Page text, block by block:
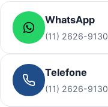
WhatsApp
(11) 2626-9130
Telefone
(11) 2626-9130